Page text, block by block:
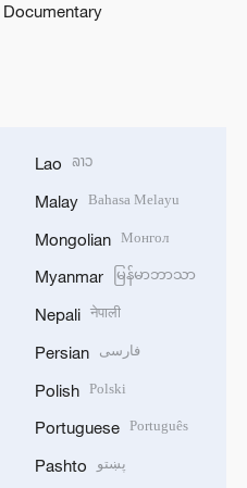
Documentary
Lao ລາວ
Malay Bahasa Melayu
Mongolian Монгол
Myanmar မြန်မာဘာသာ
Nepali नेपाली
Persian فارسی
Polish Polski
Portuguese Português
Pashto پښتو